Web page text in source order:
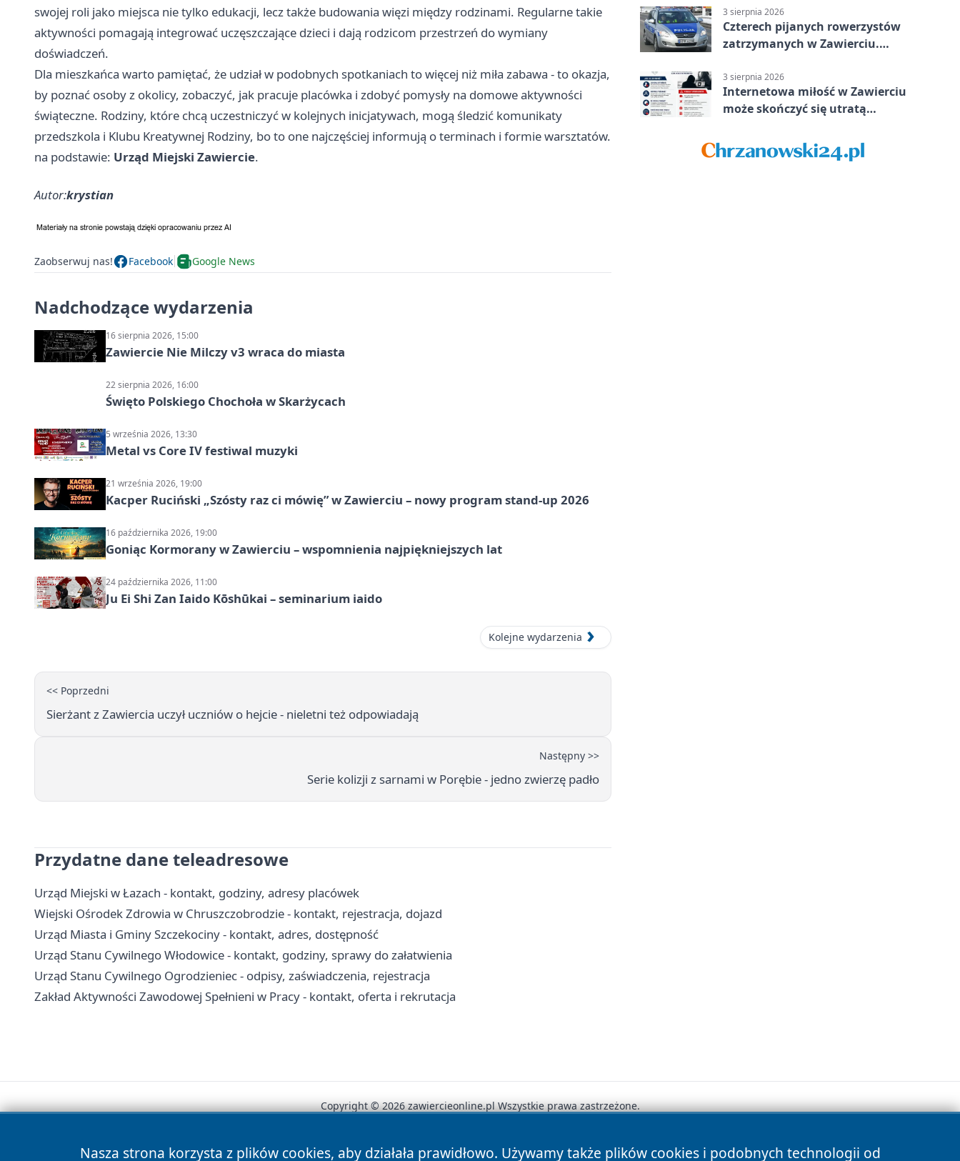
swojej roli jako miejsca nie tylko edukacji, lecz także budowania więzi między rodzinami. Regularne takie
aktywności pomagają integrować uczęszczające dzieci i dają rodzicom przestrzeń do wymiany
doświadczeń.
Dla mieszkańca warto pamiętać, że udział w podobnych spotkaniach to więcej niż miła zabawa - to okazja,
by poznać osoby z okolicy, zobaczyć, jak pracuje placówka i zdobyć pomysły na domowe aktywności
świąteczne. Rodziny, które chcą uczestniczyć w kolejnych inicjatywach, mogą śledzić komunikaty
przedszkola i Klubu Kreatywnej Rodziny, bo to one najczęściej informują o terminach i formie warsztatów.
na podstawie: Urząd Miejski Zawiercie.
Autor:krystian
Zaobserwuj nas! Facebook Google News
Nadchodzące wydarzenia
16 sierpnia 2026, 15:00
Zawiercie Nie Milczy v3 wraca do miasta
22 sierpnia 2026, 16:00
Święto Polskiego Chochoła w Skarżycach
5 września 2026, 13:30
Metal vs Core IV festiwal muzyki
21 września 2026, 19:00
Kacper Ruciński „Szósty raz ci mówię” w Zawierciu – nowy program stand-up 2026
16 października 2026, 19:00
Goniąc Kormorany w Zawierciu – wspomnienia najpiękniejszych lat
24 października 2026, 11:00
Ju Ei Shi Zan Iaido Kōshūkai – seminarium iaido
Kolejne wydarzenia
<< Poprzedni
Sierżant z Zawiercia uczył uczniów o hejcie - nieletni też odpowiadają
Następny >>
Serie kolizji z sarnami w Porębie - jedno zwierzę padło
Przydatne dane teleadresowe
Urząd Miejski w Łazach - kontakt, godziny, adresy placówek
Wiejski Ośrodek Zdrowia w Chruszczobrodzie - kontakt, rejestracja, dojazd
Urząd Miasta i Gminy Szczekociny - kontakt, adres, dostępność
Urząd Stanu Cywilnego Włodowice - kontakt, godziny, sprawy do załatwienia
Urząd Stanu Cywilnego Ogrodzieniec - odpisy, zaświadczenia, rejestracja
Zakład Aktywności Zawodowej Spełnieni w Pracy - kontakt, oferta i rekrutacja
3 sierpnia 2026
Czterech pijanych rowerzystów
zatrzymanych w Zawierciu.
promila
3 sierpnia 2026
Internetowa miłość w Zawierciu
może skończyć się utratą
Nasza strona korzysta z plików cookies, aby działała prawidłowo. Używamy także plików cookies i podobnych technologii od
Copyright © 2026 zawiercieonline.pl Wszystkie prawa zastrzeżone.
News Autorzy Polityka Prywatności Polityka Cookies